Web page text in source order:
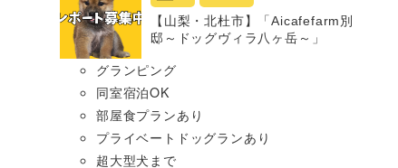
【山梨・北杜市】「Aicafefarm別
邸～ドッグヴィラ八ヶ岳～」
グランピング
同室宿泊OK
部屋食プランあり
プライベートドッグランあり
超大型犬まで